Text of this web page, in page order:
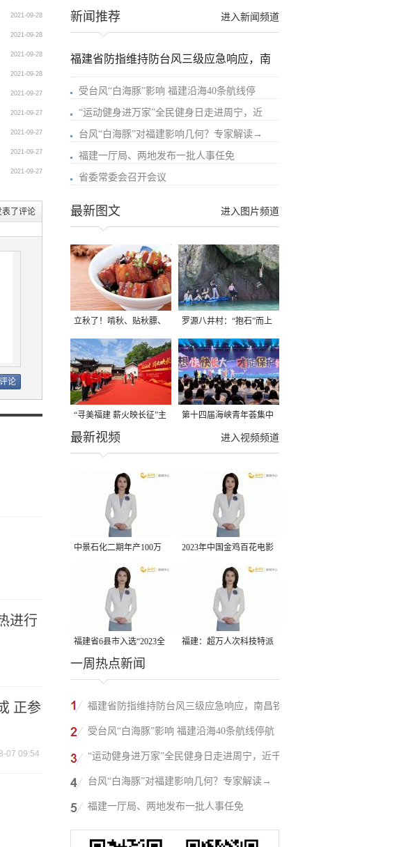
2021-09-28
2021-09-28
2021-09-28
2021-09-28
2021-09-27
2021-09-27
2021-09-27
2021-09-27
2021-09-27
表了评论
进行
正参
07 09:54
进入新闻频道
新闻推荐
福建省防指维持防台风三级应急响应，南
受台风“白海豚”影响 福建沿海40条航线停
“运动健身进万家”全民健身日走进周宁，近
台风“白海豚”对福建影响几何？专家解读→
福建一厅局、两地发布一批人事任免
省委常委会召开会议
进入图片频道
最新图文
立秋了！啃秋、贴秋膘、
晒秋，福建人这样过才够
味→
罗源八井村：“抱石”而上
“寻美福建 薪火映长征”主
题活动在龙岩长汀启动
第十四届海峡青年荟集中
阶段活动在福州举行
进入视频频道
最新视频
中景石化二期年产100万
吨丙烷脱氢项目建成中交
2023年中国金鸡百花电影
节有福电影巡展31日启动
福建省6县市入选“2023全
国县域发展潜力百强县”
福建：超万人次科技特派
一周热点新闻
福建省防指维持防台风三级应急响应，南昌铁
路停运部分旅客列车→
受台风“白海豚”影响 福建沿海40条航线停航
“运动健身进万家”全民健身日走进周宁，近千
人徒步云端
台风“白海豚”对福建影响几何？专家解读→
福建一厅局、两地发布一批人事任免